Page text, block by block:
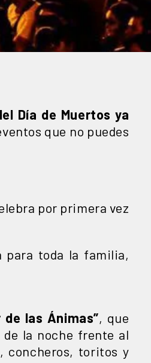
Día de Muertos ya
que no puedes
por primera vez
para toda la familia,
de las Ánimas”, que
la noche frente al
concheros, toritos y